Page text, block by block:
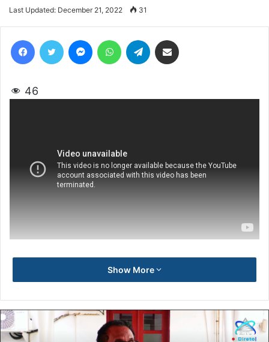
an
Last Updated: December 21, 2022 31
46
Show More